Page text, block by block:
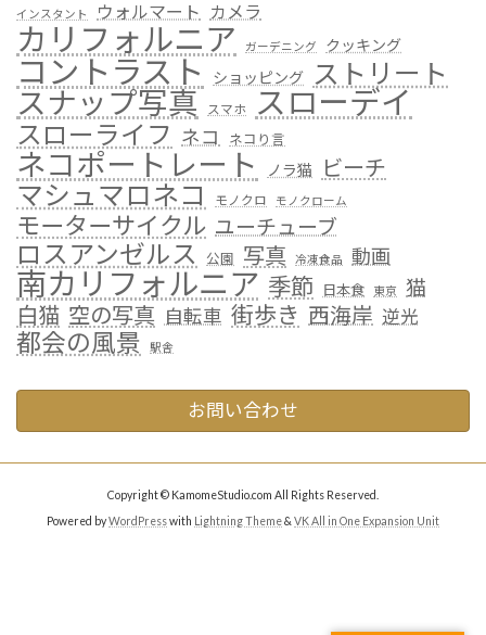
インスタント ウォルマート カメラ
カリフォルニア ガーデニング クッキング
コントラスト ショッピング ストリート
スナップ写真 スマホ スローデイ
スローライフ ネコ ネコり言
ネコポートレート ノラ猫 ビーチ
マシュマロネコ モノクロ モノクローム
モーターサイクル ユーチューブ
ロスアンゼルス 公園 写真 冷凍食品 動画
南カリフォルニア 季節 日本食 東京 猫
白猫 空の写真 自転車 街歩き 西海岸 逆光
都会の風景 駅舎
お問い合わせ
Copyright © KamomeStudio.com All Rights Reserved.
Powered byWordPresswith Lightning Theme& VK All in One Expansion Unit